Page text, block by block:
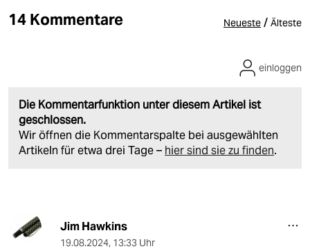
14 Kommentare Neueste / Älteste
Die Kommentarfunktion unter diesem Artikel ist
geschlossen.
Wir öffnen die Kommentarspalte bei ausgewählten
Artikeln für etwa drei Tage – hier sind sie zu finden.
einloggen
Jim Hawkins
19.08.2024, 13:33 Uhr